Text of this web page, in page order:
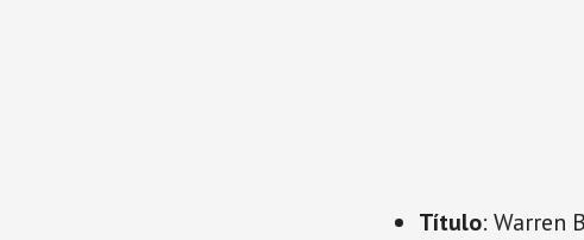
Título: Warren